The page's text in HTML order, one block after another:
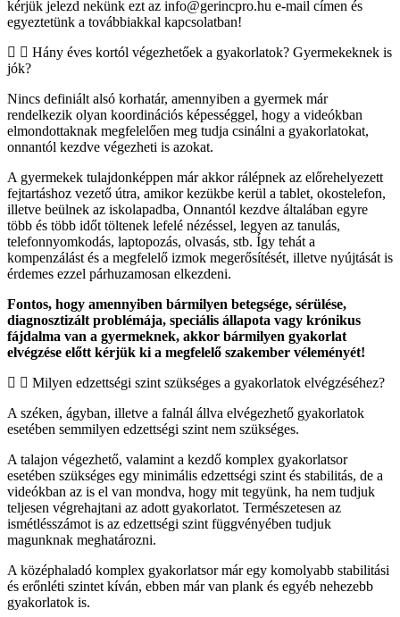
kérjük jelezd nekünk ezt az info@gerincpro.hu e-mail címen és
egyeztetünk a továbbiakkal kapcsolatban!
Hány éves kortól végezhetőek a gyakorlatok? Gyermekeknek is
jók?
Nincs definiált alsó korhatár, amennyiben a gyermek már
rendelkezik olyan koordinációs képességgel, hogy a videókban
elmondottaknak megfelelően meg tudja csinálni a gyakorlatokat,
onnantól kezdve végezheti is azokat.
A gyermekek tulajdonképpen már akkor rálépnek az előrehelyezett
fejtartáshoz vezető útra, amikor kezükbe kerül a tablet, okostelefon,
illetve beülnek az iskolapadba, Onnantól kezdve általában egyre
több és több időt töltenek lefelé nézéssel, legyen az tanulás,
telefonnyomkodás, laptopozás, olvasás, stb. Így tehát a
kompenzálást és a megfelelő izmok megerősítését, illetve nyújtását is
érdemes ezzel párhuzamosan elkezdeni.
Fontos, hogy amennyiben bármilyen betegsége, sérülése,
diagnosztizált problémája, speciális állapota vagy krónikus
fájdalma van a gyermeknek, akkor bármilyen gyakorlat
elvégzése előtt kérjük ki a megfelelő szakember véleményét!
Milyen edzettségi szint szükséges a gyakorlatok elvégzéséhez?
A széken, ágyban, illetve a falnál állva elvégezhető gyakorlatok
esetében semmilyen edzettségi szint nem szükséges.
A talajon végezhető, valamint a kezdő komplex gyakorlatsor
esetében szükséges egy minimális edzettségi szint és stabilitás, de a
videókban az is el van mondva, hogy mit tegyünk, ha nem tudjuk
teljesen végrehajtani az adott gyakorlatot. Természetesen az
ismétlésszámot is az edzettségi szint függvényében tudjuk
magunknak meghatározni.
A középhaladó komplex gyakorlatsor már egy komolyabb stabilitási
és erőnléti szintet kíván, ebben már van plank és egyéb nehezebb
gyakorlatok is.